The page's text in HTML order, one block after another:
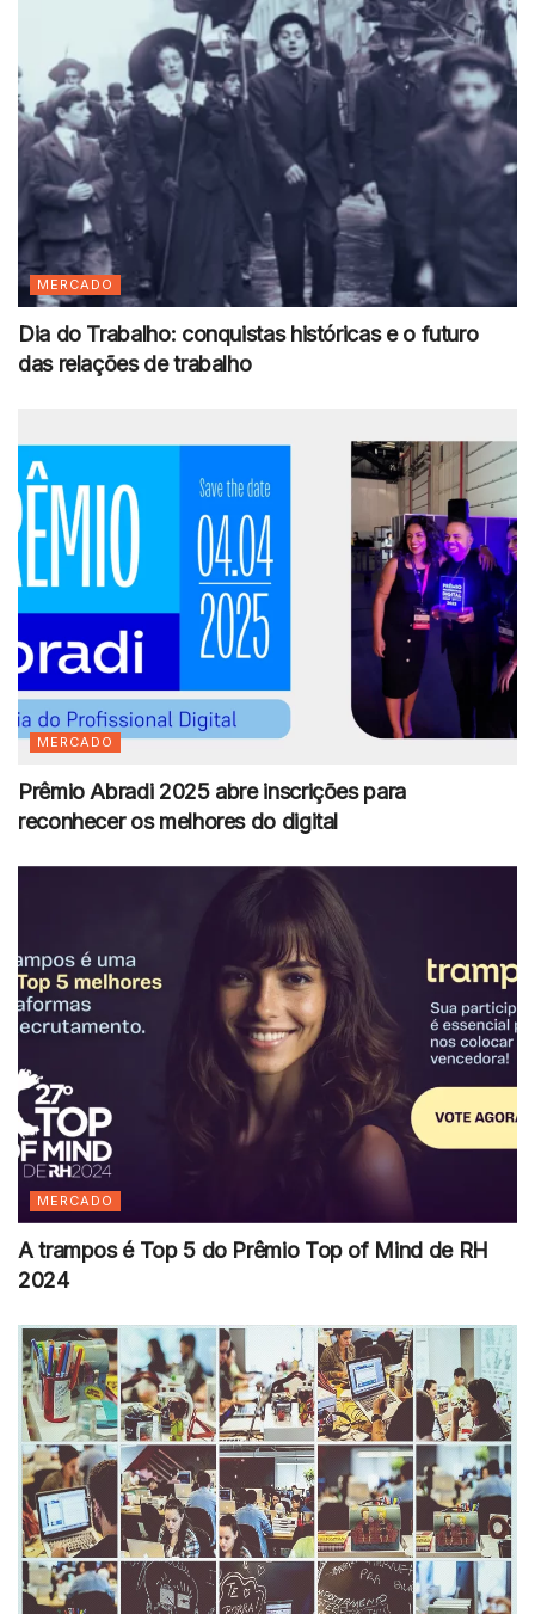
MERCADO
Dia do Trabalho: conquistas históricas e o futuro
das relações de trabalho
MERCADO
Prêmio Abradi 2025 abre inscrições para
reconhecer os melhores do digital
MERCADO
A trampos é Top 5 do Prêmio Top of Mind de RH
2024